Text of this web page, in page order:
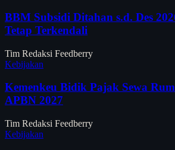
BBM Subsidi Ditahan s.d. Des
Tetap Terkendali
Tim Redaksi Feedberry
Kebijakan
Kemenkeu Bidik Pajak Sewa
APBN 2027
Tim Redaksi Feedberry
Kebijakan